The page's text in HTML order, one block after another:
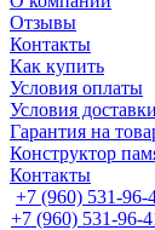
Отзывы
Контакты
Как купить
Условия оплаты
Условия доставки
Гарантия на
Конструктор
Контакты
+7 (960) 531-96-
+7 (960) 531-96-